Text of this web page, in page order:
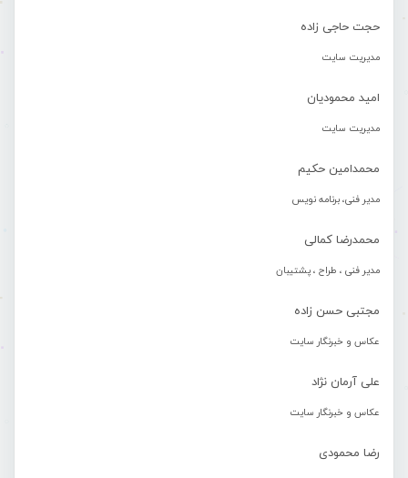
حجت حاجی زاده
مدیریت سایت
امید محمودیان
مدیریت سایت
محمدامین حکیم
مدیر فنی، برنامه نویس
محمدرضا کمالی
مدیر فنی ، طراح ، پشتیبان
مجتبی حسن زاده
عکاس و خبرنگار سایت
علی آرمان نژاد
عکاس و خبرنگار سایت
رضا محمودی